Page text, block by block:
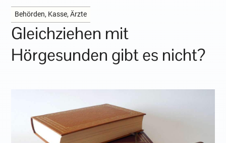
Behörden, Kasse, Ärzte
Gleichziehen mit
Hörgesunden gibt es nicht?